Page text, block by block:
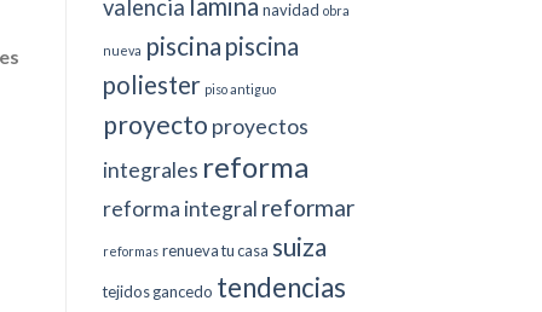
valencia lamina navidad obra
nueva piscina piscina
poliester piso antiguo
proyecto proyectos
integrales reforma
reforma integral reformar
reformas renueva tu casa suiza
tejidos gancedo tendencias